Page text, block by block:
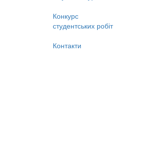
Конкурс
студентських робіт
Контакти